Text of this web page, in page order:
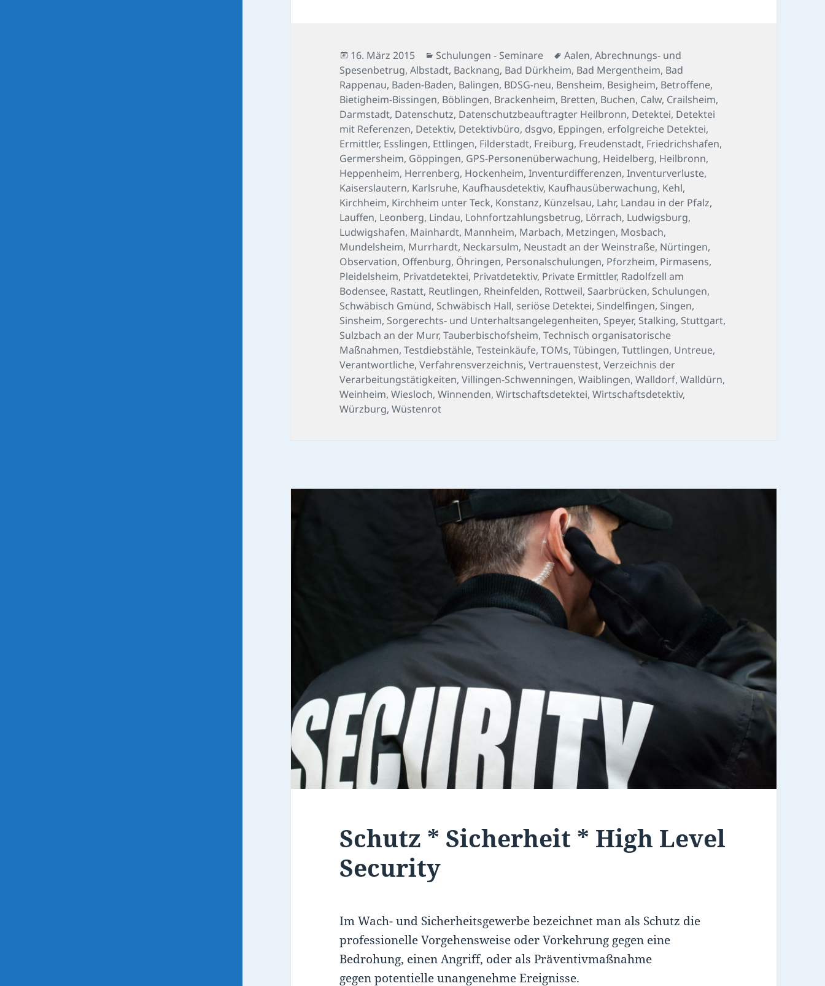
Veröffentlicht
am
16. März 2015 Kategorien
Schulungen - Seminare Schlagwörter
Aalen,Abrechnungs- und
Spesenbetrug,Albstadt, Backnang, Bad Dürkheim, Bad Mergentheim, Bad
Rappenau, Baden-Baden, Balingen, BDSG-neu, Bensheim, Besigheim, Betroffene,
Bietigheim-Bissingen, Böblingen, Brackenheim, Bretten, Buchen, Calw, Crailsheim,
Darmstadt, Datenschutz, Datenschutzbeauftragter Heilbronn, Detektei, Detektei
mit Referenzen, Detektiv, Detektivbüro, dsgvo, Eppingen, erfolgreiche Detektei,
Ermittler, Esslingen, Ettlingen, Filderstadt, Freiburg, Freudenstadt, Friedrichshafen,
Germersheim, Göppingen, GPS-Personenüberwachung, Heidelberg, Heilbronn,
Heppenheim, Herrenberg, Hockenheim,Inventurdifferenzen,Inventurverluste,
Kaiserslautern, Karlsruhe, Kaufhausdetektiv, Kaufhausüberwachung, Kehl,
Kirchheim, Kirchheim unter Teck, Konstanz, Künzelsau, Lahr, Landau in der Pfalz,
Lauffen, Leonberg, Lindau, Lohnfortzahlungsbetrug, Lörrach, Ludwigsburg,
Ludwigshafen, Mainhardt, Mannheim, Marbach, Metzingen, Mosbach,
Mundelsheim, Murrhardt, Neckarsulm, Neustadt an der Weinstraße, Nürtingen,
Observation, Offenburg, Öhringen, Personalschulungen, Pforzheim, Pirmasens,
Pleidelsheim, Privatdetektei, Privatdetektiv, Private Ermittler, Radolfzell am
Bodensee, Rastatt, Reutlingen, Rheinfelden, Rottweil, Saarbrücken, Schulungen,
Schwäbisch Gmünd, Schwäbisch Hall, seriöse Detektei, Sindelfingen, Singen,
Sinsheim, Sorgerechts- und Unterhaltsangelegenheiten, Speyer, Stalking, Stuttgart,
Sulzbach an der Murr,Tauberbischofsheim,Technisch organisatorische
Maßnahmen,Testdiebstähle,Testeinkäufe,TOMs,Tübingen,Tuttlingen, Untreue,
Verantwortliche,Verfahrensverzeichnis,Vertrauenstest,Verzeichnis der
Verarbeitungstätigkeiten,Villingen-Schwenningen,Waiblingen,Walldorf,Walldürn,
Weinheim,Wiesloch,Winnenden,Wirtschaftsdetektei,Wirtschaftsdetektiv,
Würzburg,Wüstenrot
Schutz * Sicherheit * High Level
Security
Im Wach- und Sicherheitsgewerbe bezeichnet man als Schutz die
professionelle Vorgehensweise oder Vorkehrung gegen eine
Bedrohung, einen Angriff, oder als Präventivmaßnahme
gegen potentielle unangenehme Ereignisse.